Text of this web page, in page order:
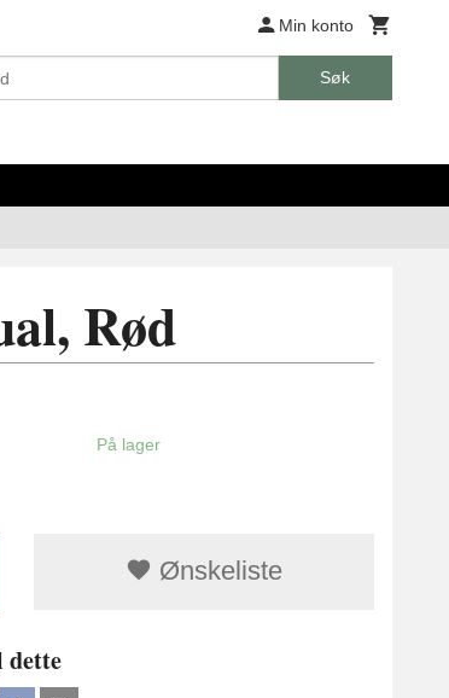
Min konto
Søk
Rød
På lager
Ønskeliste
dette